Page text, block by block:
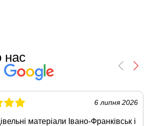
нас
6 липня 2026
матеріали Івано-Франківськ і